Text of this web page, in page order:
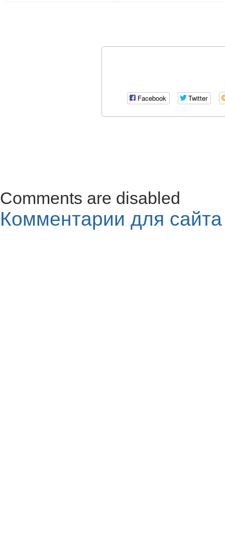
Facebook Twitter
Comments are disabled
Комментарии для